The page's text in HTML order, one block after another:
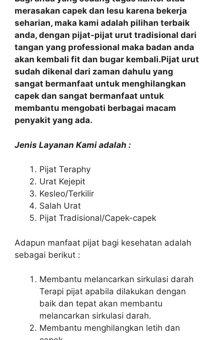
merasakan capek dan lesu karena bekerja
seharian, maka kami adalah pilihan terbaik
anda, dengan pijat-pijat urut tradisional dari
tangan yang professional maka badan anda
akan kembali fit dan bugar kembali.Pijat urut
sudah dikenal dari zaman dahulu yang
sangat bermanfaat untuk menghilangkan
capek dan sangat bermanfaat untuk
membantu mengobati berbagai macam
penyakit yang ada.
Jenis Layanan Kami adalah :
Pijat Teraphy
Urat Kejepit
Kesleo/Terkilir
Salah Urat
Pijat Tradisional/Capek-capek
Adapun manfaat pijat bagi kesehatan adalah
sebagai berikut :
Membantu melancarkan sirkulasi darah
Terapi pijat apabila dilakukan dengan
baik dan tepat akan membantu
melancarkan sirkulasi darah.
Membantu menghilangkan letih dan